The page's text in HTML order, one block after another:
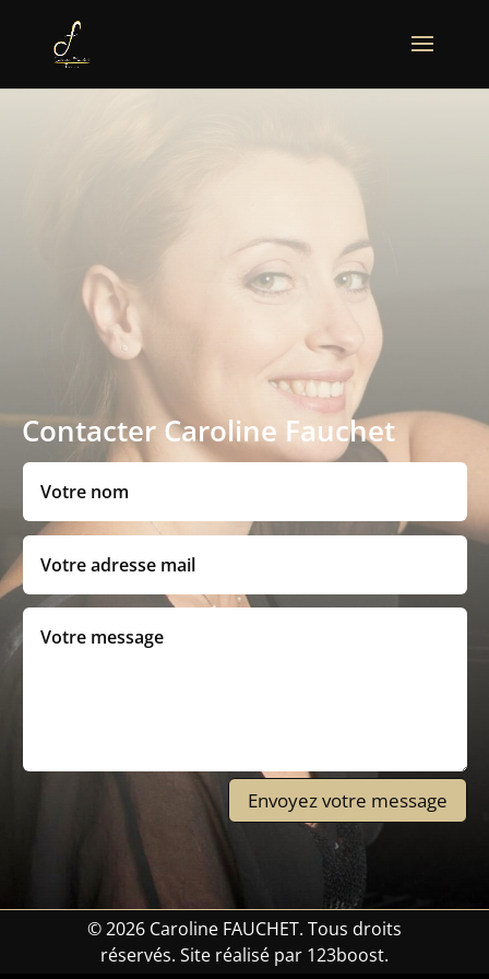
Contacter Caroline Fauchet
Envoyez votre message
© 2026 Caroline FAUCHET. Tous droits
réservés. Site réalisé par 123boost.